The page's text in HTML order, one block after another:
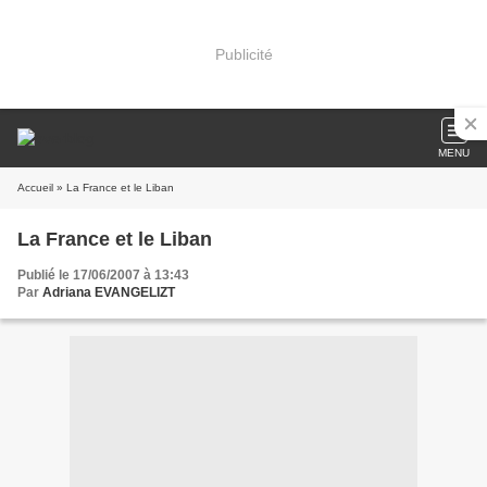
Publicité
MENU
Accueil » La France et le Liban
La France et le Liban
Publié le 17/06/2007 à 13:43
Par Adriana EVANGELIZT